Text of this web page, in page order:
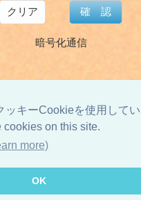
ッキーCookieを使用してい
cookies on this site.
more)
OK
クリア 確認
暗号化通信
ー金 9:30〜18:30 土日祝定休
社概要 登録票
© Flight Ltd. All Rights Reserved.